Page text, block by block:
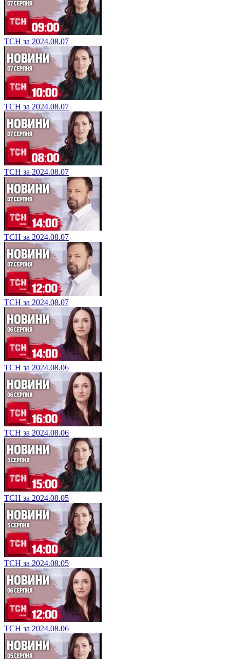
ТСН за 2024.08.07
ТСН за 2024.08.07
ТСН за 2024.08.07
ТСН за 2024.08.07
ТСН за 2024.08.07
ТСН за 2024.08.06
ТСН за 2024.08.06
ТСН за 2024.08.05
ТСН за 2024.08.05
ТСН за 2024.08.06